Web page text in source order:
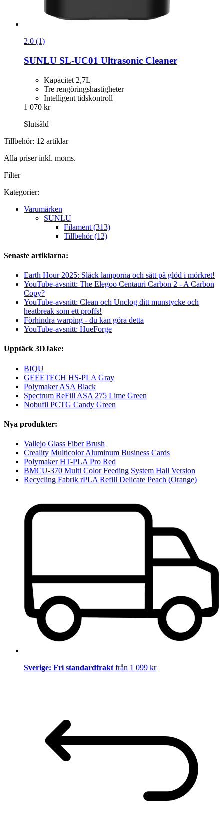
2.0 (1)
SUNLU SL-​UC01 Ultrasonic Cleaner
Kapacitet 2,7L
Tre rengöringshastigheter
Intelligent tidskontroll
1 070 kr
Slutsåld
Tillbehör: 12 artiklar
Alla priser inkl. moms.
Filter
Kategorier:
Varumärken
SUNLU
Filament (313)
Tillbehör (12)
Senaste artiklarna:
Earth Hour 2025: Släck lamporna och sätt på glöd i mörkret!
YouTube-avsnitt: The Elegoo Centauri Carbon 2 - A Carbon
Copy?
YouTube-avsnitt: Clean och Unclog ditt munstycke och
heatbreak som ett proffs!
Förhindra warping - du kan göra detta
YouTube-avsnitt: HueForge
Upptäck 3DJake:
BIQU
GEEETECH HS-PLA Gray
Polymaker ASA Black
Spectrum ReFill ASA 275 Lime Green
Nobufil PCTG Candy Green
Nya produkter:
Vallejo Glass Fiber Brush
Creality Multicolor Aluminum Business Cards
Polymaker HT-PLA Pro Red
BMCU-370 Multi Color Feeding System Hall Version
Recycling Fabrik rPLA Refill Delicate Peach (Orange)
Sverige: Fri standardfrakt från 1 099 kr